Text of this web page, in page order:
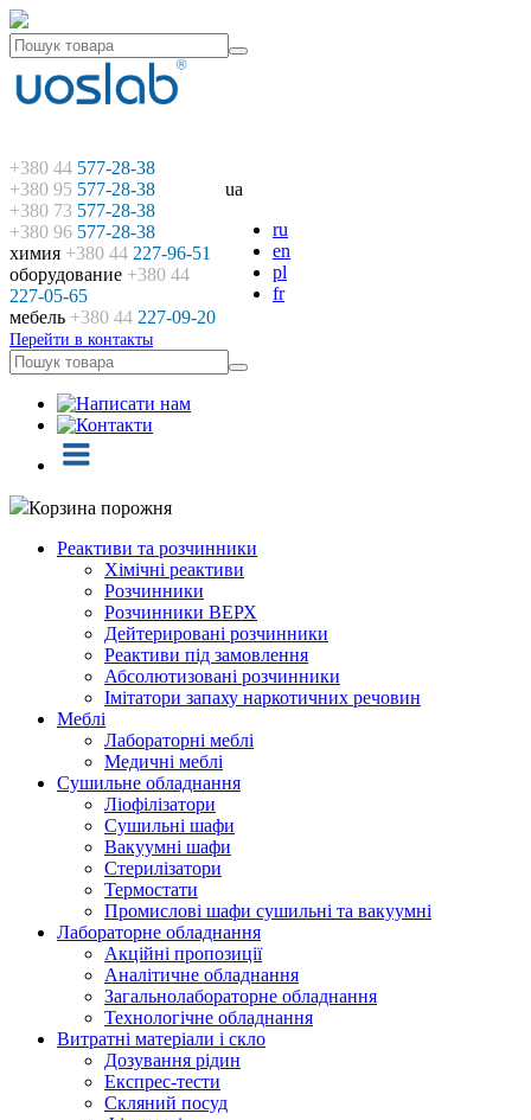
ua
ru
en
pl
fr
+380 44 577-28-38
+380 95 577-28-38
+380 73 577-28-38
+380 96 577-28-38
химия +380 44 227-96-51
оборудование +380 44
227-05-65
мебель +380 44 227-09-20
Перейти в контакты
Корзина порожня
Реактиви та розчинники
Хімічні реактиви
Розчинники
Розчинники ВЕРХ
Дейтерировані розчинники
Реактиви під замовлення
Абсолютизовані розчинники
Імітатори запаху наркотичних речовин
Меблі
Лабораторні меблі
Медичні меблі
Сушильне обладнання
Ліофілізатори
Сушильні шафи
Вакуумні шафи
Стерилізатори
Термостати
Промислові шафи сушильні та вакуумні
Лабораторне обладнання
Акційні пропозиції
Аналітичне обладнання
Загальнолабораторне обладнання
Технологічне обладнання
Витратні матеріали і скло
Дозування рідин
Експрес-тести
Скляний посуд